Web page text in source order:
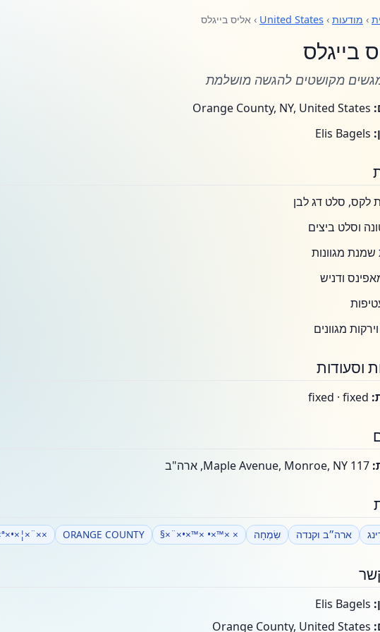
› מודעות ›
United States › אליס בייגלס
בייגלס
מקושטים להגשה מושלמת
לקס, סלט דג לבן
וסלט ביצים
שמנת מגוונות
ודניש
מגוונים
וסעודות
ארה״ב וקנדה שִׂמְחָה × ×™×• ×™×•×¨×§
ORANGE COUNTY
××¨×¦×•×ª ×"×'×¨×™×ª